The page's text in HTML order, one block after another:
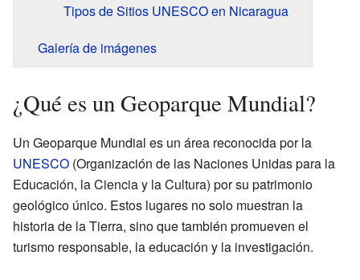
Tipos de Sitios UNESCO en Nicaragua
Galería de imágenes
¿Qué es un Geoparque Mundial?
Un Geoparque Mundial es un área reconocida por la
UNESCO (Organización de las Naciones Unidas para la
Educación, la Ciencia y la Cultura) por su patrimonio
geológico único. Estos lugares no solo muestran la
historia de la Tierra, sino que también promueven el
turismo responsable, la educación y la investigación.